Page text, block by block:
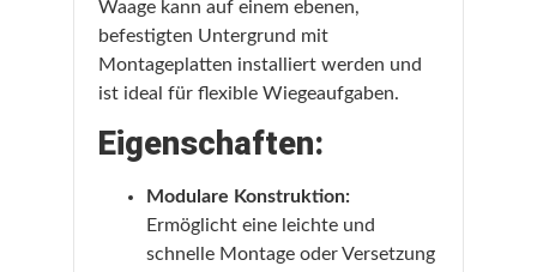
Waage kann auf einem ebenen,
befestigten Untergrund mit
Montageplatten installiert werden und
ist ideal für flexible Wiegeaufgaben.
Eigenschaften:
Modulare Konstruktion:
Ermöglicht eine leichte und
schnelle Montage oder Versetzung